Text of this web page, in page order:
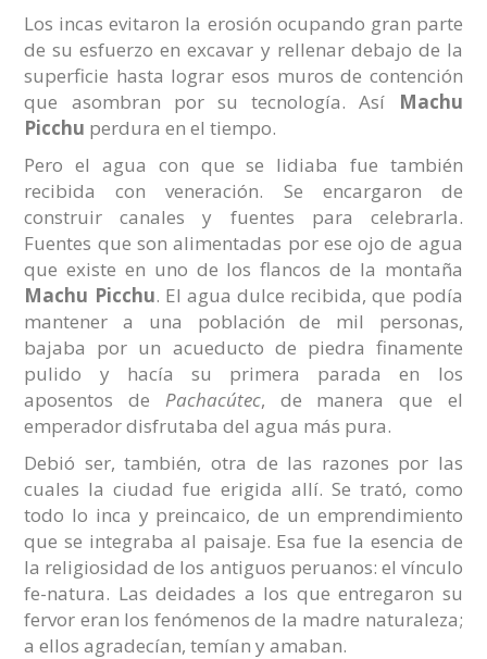
Los incas evitaron la erosión ocupando gran parte
de su esfuerzo en excavar y rellenar debajo de la
superficie hasta lograr esos muros de contención
que asombran por su tecnología. Así
Machu
Picchu perdura en el tiempo.
Pero el agua con que se lidiaba fue también
recibida con veneración. Se encargaron de
construir canales y fuentes para celebrarla.
Fuentes que son alimentadas por ese ojo de agua
que existe en uno de los flancos de la montaña
Machu Picchu. El agua dulce recibida, que podía
mantener a una población de mil personas,
bajaba por un acueducto de piedra finamente
pulido y hacía su primera parada en los
aposentos de Pachacútec, de manera que el
emperador disfrutaba del agua más pura.
Debió ser, también, otra de las razones por las
cuales la ciudad fue erigida allí. Se trató, como
todo lo inca y preincaico, de un emprendimiento
que se integraba al paisaje. Esa fue la esencia de
la religiosidad de los antiguos peruanos: el vínculo
fe-natura. Las deidades a los que entregaron su
fervor eran los fenómenos de la madre naturaleza;
a ellos agradecían, temían y amaban.